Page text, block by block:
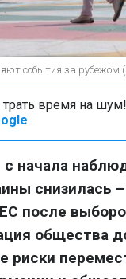
события за рубежом
время на
начала
снизилась
после
общества
риски